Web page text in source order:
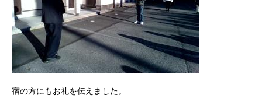
宿の方にもお礼を伝えました。